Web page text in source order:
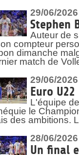
29/06/2026
Stephen
Auteur de
compteur
dimanche
match de
29/06/2026
Euro
L'équipe
le
des ambitions.
28/06/2026
Un final